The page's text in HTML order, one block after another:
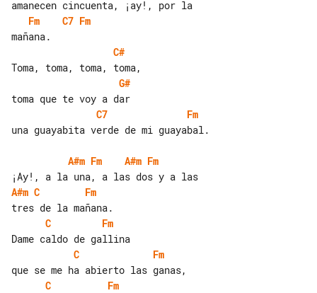
Fm
C7 Fm
C#
G#
C7
Fm
una guayabita verde de mi guayabal.
A#m Fm A#m Fm
A#m C
Fm
C
Fm
C
Fm
C
Fm